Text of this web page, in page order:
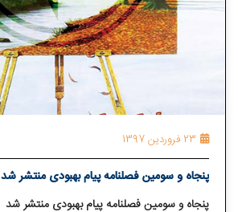
23 فروردین 1397
پنجاه و سومین فصلنامه پیام بهبودی منتشر شد
پنجاه و سومین فصلنامه پیام بهبودی منتشر شد